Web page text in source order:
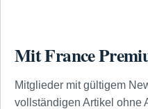
Mit France
Mitglieder mit gültigem
vollständigen Artikel ohne